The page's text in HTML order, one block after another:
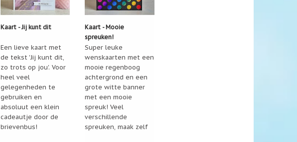
Kaart - Jij kunt dit
Een lieve kaart met
de tekst 'Jij kunt dit,
zo trots op jou'. Voor
heel veel
gelegenheden te
gebruiken en
absoluut een klein
cadeautje door de
brievenbus!
Kaart - Mooie
spreuken!
Super leuke
wenskaarten met een
mooie regenboog
achtergrond en een
grote witte banner
met een mooie
spreuk! Veel
verschillende
spreuken, maak zelf